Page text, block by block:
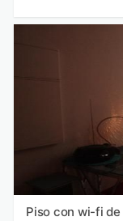
Piso con wi-fi